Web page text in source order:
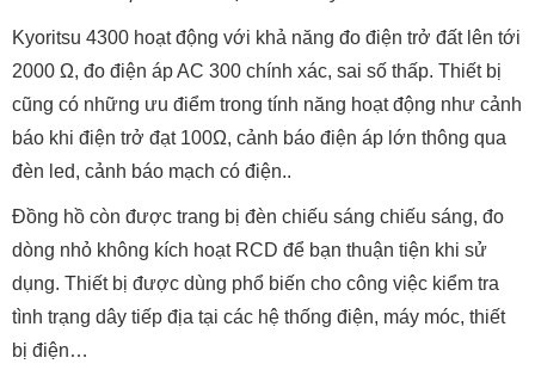
Kyoritsu 4300 hoạt động với khả năng đo điện trở đất lên tới
2000 Ω, đo điện áp AC 300 chính xác, sai số thấp. Thiết bị
cũng có những ưu điểm trong tính năng hoạt động như cảnh
báo khi điện trở đạt 100Ω, cảnh báo điện áp lớn thông qua
đèn led, cảnh báo mạch có điện..
Đồng hồ còn được trang bị đèn chiếu sáng chiếu sáng, đo
dòng nhỏ không kích hoạt RCD để bạn thuận tiện khi sử
dụng. Thiết bị được dùng phổ biến cho công việc kiểm tra
tình trạng dây tiếp địa tại các hệ thống điện, máy móc, thiết
bị điện…